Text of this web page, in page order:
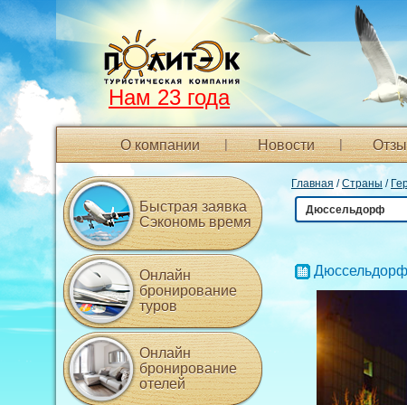
Нам 23 года
О компании Новости
Главная /Страны /
Дюссельдорф
Дюссельдорф
Быстрая заявка
Сэкономь время
Онлайн
бронирование
туров
Онлайн
бронирование
отелей